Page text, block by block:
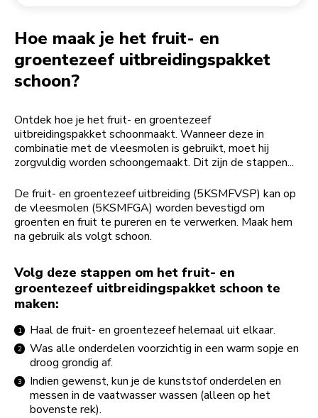
Hoe maak je het fruit- en
groentezeef uitbreidingspakket
schoon?
Ontdek hoe je het fruit- en groentezeef
uitbreidingspakket schoonmaakt. Wanneer deze in
combinatie met de vleesmolen is gebruikt, moet hij
zorgvuldig worden schoongemaakt. Dit zijn de stappen...
De fruit- en groentezeef uitbreiding (5KSMFVSP) kan op
de vleesmolen (5KSMFGA) worden bevestigd om
groenten en fruit te pureren en te verwerken. Maak hem
na gebruik als volgt schoon.
Volg deze stappen om het fruit- en
groentezeef uitbreidingspakket schoon te
maken:
Haal de fruit- en groentezeef helemaal uit elkaar.
Was alle onderdelen voorzichtig in een warm sopje en
droog grondig af.
Indien gewenst, kun je de kunststof onderdelen en
messen in de vaatwasser wassen (alleen op het
bovenste rek).